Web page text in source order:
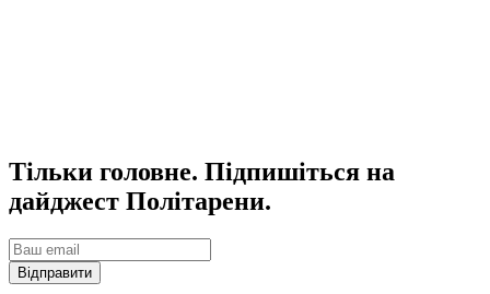
Тільки головне. Підпишіться на
дайджест Політарени.
Відправити